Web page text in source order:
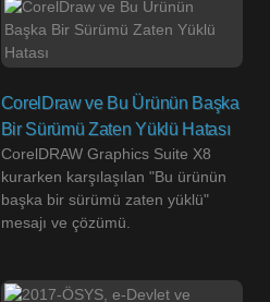
CorelDraw ve Bu Ürünün Başka
Bir Sürümü Zaten Yüklü Hatası
CorelDRAW Graphics Suite X8
kurarken karşılaşılan "Bu ürünün
başka bir sürümü zaten yüklü"
mesajı ve çözümü.